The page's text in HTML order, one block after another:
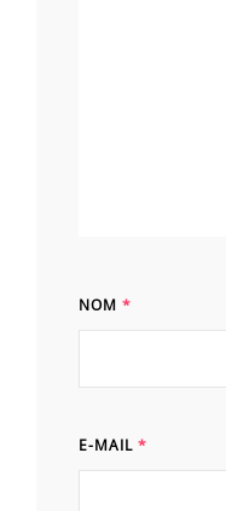
NOM *
E-MAIL *